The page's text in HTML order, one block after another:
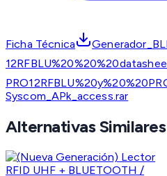
Ficha Técnica
Syscom_APk_access.rar
Alternativas Similares